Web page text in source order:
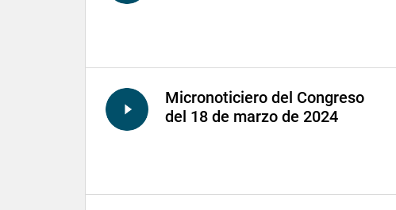
Micronoticiero del Congreso
del 18 de marzo de 2024